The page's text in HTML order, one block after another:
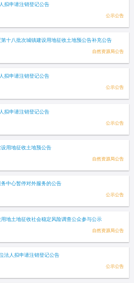
拟申请注销登记公告
公示公告
十八批次城镇建设用地征收土地预公告补充公告
自然资源局公告
拟申请注销登记公告
公示公告
拟申请注销登记公告
公示公告
用地征收土地预公告
自然资源局公告
中心暂停对外服务的公告
公示公告
地土地征收社会稳定风险调查公众参与公示
自然资源局公告
法人拟申请注销登记公告
公示公告